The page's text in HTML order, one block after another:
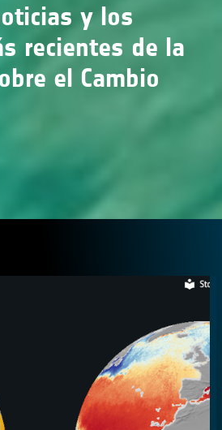
y los
recientes de la
el Cambio